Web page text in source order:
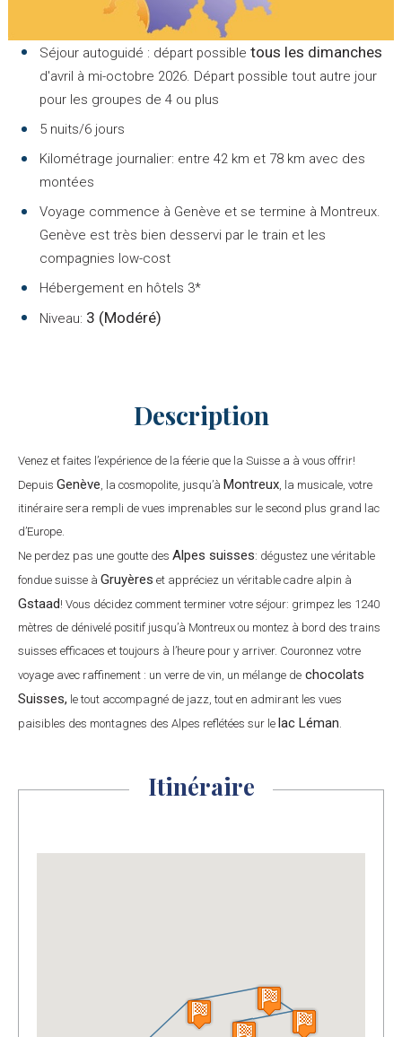
Séjour autoguidé : départ possible tous les dimanches
d'avril à mi-octobre 2026. Départ possible tout autre jour
pour les groupes de 4 ou plus
5 nuits/6 jours
Kilométrage journalier: entre 42 km et 78 km avec des
montées
Voyage commence à Genève et se termine à Montreux.
Genève est très bien desservi par le train et les
compagnies low-cost
Hébergement en hôtels 3*
Niveau: 3 (Modéré)
Description
Venez et faites l’expérience de la féerie que la Suisse a à vous offrir!
Depuis Genève , la cosmopolite, jusqu’à Montreux , la musicale, votre
itinéraire sera rempli de vues imprenables sur le second plus grand lac
d’Europe.
Ne perdez pas une goutte des Alpes suisses: dégustez une véritable
fondue suisse à Gruyères et appréciez un véritable cadre alpin à
Gstaad! Vous décidez comment terminer votre séjour: grimpez les 1240
mètres de dénivelé positif jusqu’à Montreux ou montez à bord des trains
suisses efficaces et toujours à l’heure pour y arriver. Couronnez votre
voyage avec raffinement : un verre de vin, un mélange de chocolats
Suisses, le tout accompagné de jazz, tout en admirant les vues
paisibles des montagnes des Alpes reflétées sur le lac Léman
Itinéraire